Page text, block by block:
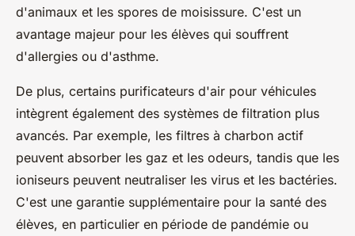
d'animaux et les spores de moisissure. C'est un
avantage majeur pour les élèves qui souffrent
d'allergies ou d'asthme.
De plus, certains purificateurs d'air pour véhicules
intègrent également des systèmes de filtration plus
avancés. Par exemple, les filtres à charbon actif
peuvent absorber les gaz et les odeurs, tandis que les
ioniseurs peuvent neutraliser les virus et les bactéries.
C'est une garantie supplémentaire pour la santé des
élèves, en particulier en période de pandémie ou